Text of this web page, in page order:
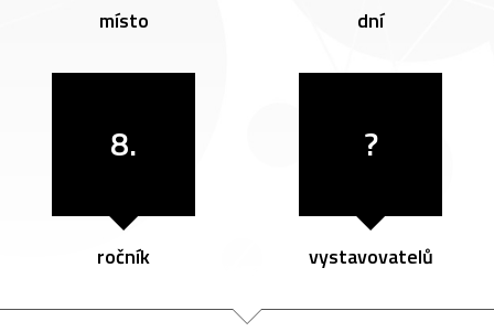
místo dní
8.
ročník
?
vystavovatelů